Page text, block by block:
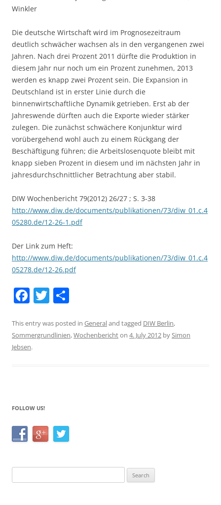
Winkler
Die deutsche Wirtschaft wird im Prognosezeitraum
deutlich schwächer wachsen als in den vergangenen zwei
Jahren. Nach drei Prozent 2011 dürfte die Produktion in
diesem Jahr nur noch um ein Prozent zunehmen, 2013
werden es knapp zwei Prozent sein. Die Expansion in
Deutschland ist in erster Linie durch die
binnenwirtschaftliche Dynamik getrieben. Erst ab der
Jahreswende dürften auch die Exporte wieder stärker
zulegen. Die zunächst schwächere Konjunktur wird
vorübergehend wohl auch zu einem Rückgang der
Beschäftigung führen; die Arbeitslosenquote bleibt mit
knapp sieben Prozent in diesem und im nächsten Jahr in
jahresdurchschnittlicher Betrachtung aber stabil.
DIW Wochenbericht 79(2012) 26/27 ; S. 3-38
http://www.diw.de/documents/publikationen/73/diw_01.c.4
05280.de/12-26-1.pdf
Der Link zum Heft:
http://www.diw.de/documents/publikationen/73/diw_01.c.4
05278.de/12-26.pdf
F
c
e
k
T
itt
er
ar
e
This entry was posted in Generaland tagged DIW Berlin,
Sommergrundlinien,Wochenberichton 4. July 2012 bySimon
Jebsen.
FOLLOW US!
for: